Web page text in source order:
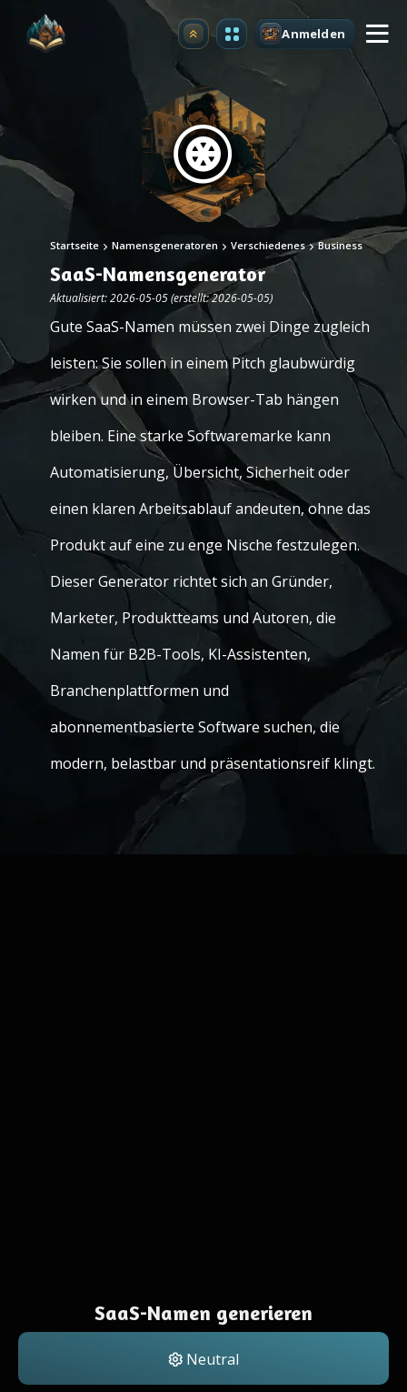
Upgrade Anmelden
Startseite Namensgeneratoren Verschiedenes Business
SaaS-Namensgenerator
Aktualisiert: 2026-05-05 (erstellt: 2026-05-05)
Gute SaaS-Namen müssen zwei Dinge zugleich
leisten: Sie sollen in einem Pitch glaubwürdig
wirken und in einem Browser-Tab hängen
bleiben. Eine starke Softwaremarke kann
Automatisierung, Übersicht, Sicherheit oder
einen klaren Arbeitsablauf andeuten, ohne das
Produkt auf eine zu enge Nische festzulegen.
Dieser Generator richtet sich an Gründer,
Marketer, Produktteams und Autoren, die
Namen für B2B-Tools, KI-Assistenten,
Branchenplattformen und
abonnementbasierte Software suchen, die
modern, belastbar und präsentationsreif klingt.
SaaS-Namen generieren
Neutral